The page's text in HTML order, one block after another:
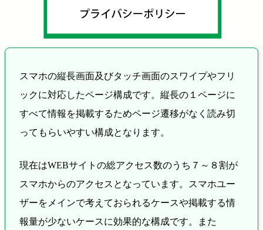
スマホの縦長画面及びタッチ画面のスワイプやフリ
ックに対応したページ構成です。縦長の１ページに
すべて情報を掲載するためページ遷移がなく読み切
ってもらいやすい構成となります。
現在はWEBサイトの総アクセス数のうち７～８割が
スマホからのアクセスとなっています。スマホユー
ザーをメインで考えておられるケースや掲載する情
報量が少ないケースに効果的な構成です。また